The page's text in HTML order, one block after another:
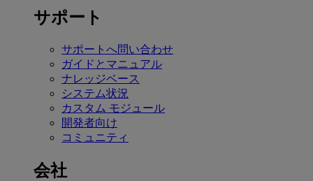
サポート
サポートへ問い合わせ
ガイドとマニュアル
ナレッジベース
システム状況
カスタム モジュール
開発者向け
コミュニティ
会社